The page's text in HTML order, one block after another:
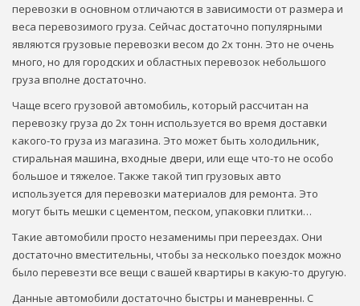
перевозки в основном отличаются в зависимости от размера и
веса перевозимого груза. Сейчас достаточно популярными
являются грузовые перевозки весом до 2х тонн. Это не очень
много, но для городских и областных перевозок небольшого
груза вполне достаточно.
Чаще всего грузовой автомобиль, который рассчитан на
перевозку груза до 2х тонн используется во время доставки
какого-то груза из магазина. Это может быть холодильник,
стиральная машина, входные двери, или еще что-то не особо
большое и тяжелое. Также такой тип грузовых авто
используется для перевозки материалов для ремонта. Это
могут быть мешки с цементом, песком, упаковки плитки…
Такие автомобили просто незаменимы при переездах. Они
достаточно вместительны, чтобы за несколько поездок можно
было перевезти все вещи с вашей квартиры в какую-то другую.
Данные автомобили достаточно быстры и маневренны. С